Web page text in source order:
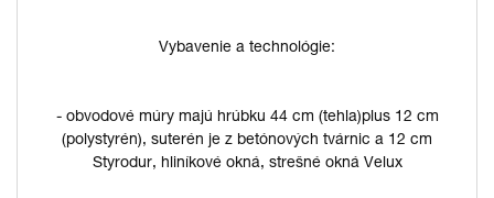
Vybavenie a technológie:
- obvodové múry majú hrúbku 44 cm (tehla)plus 12 cm
(polystyrén), suterén je z betónových tvárnic a 12 cm
Styrodur, hliníkové okná, strešné okná Velux